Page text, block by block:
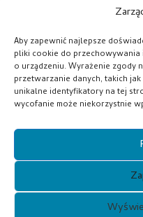
Aby zapewnić najlepsze
pliki cookie do
o urządzeniu. Wyrażenie zgody
przetwarzanie danych, takich
unikalne identyfikatory na tej
wycofanie może niekorzystnie
Czy jest możliwe
Mam własny
pomóc go rozwinąć?